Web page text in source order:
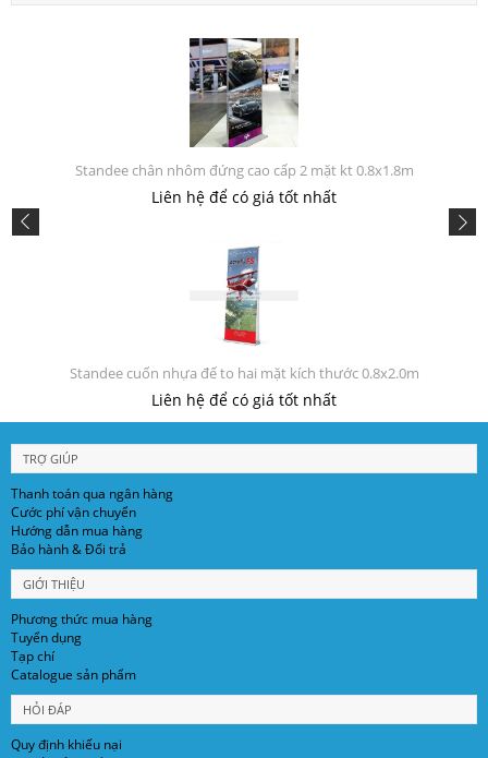
Standee chân nhôm đứng cao cấp 2 mặt kt 0.8x1.8m
Liên hệ để có giá tốt nhất
Standee cuốn nhựa đế to hai mặt kích thước 0.8x2.0m
Liên hệ để có giá tốt nhất
TRỢ GIÚP
Thanh toán qua ngân hàng
Cước phí vận chuyển
Hướng dẫn mua hàng
Bảo hành & Đổi trả
GIỚI THIỆU
Phương thức mua hàng
Tuyển dụng
Tạp chí
Catalogue sản phẩm
HỎI ĐÁP
Quy định khiếu nại